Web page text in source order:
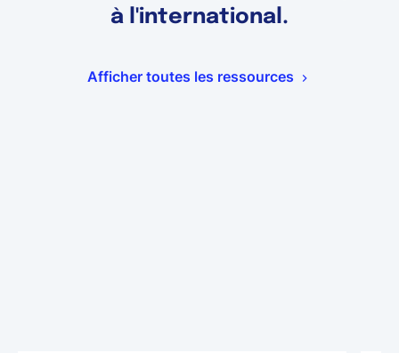
à l'international.
Afficher toutes les ressources